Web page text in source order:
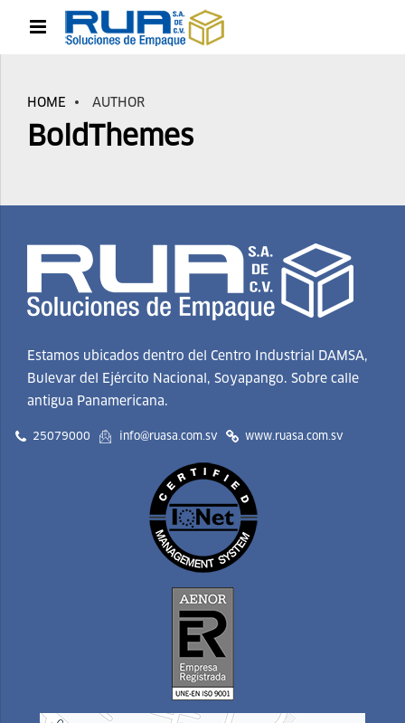
HOME AUTHOR
BoldThemes
Estamos ubicados dentro del Centro Industrial DAMSA,
Bulevar del Ejército Nacional, Soyapango. Sobre calle
antigua Panamericana.
25079000 info@ruasa.com.sv www.ruasa.com.sv